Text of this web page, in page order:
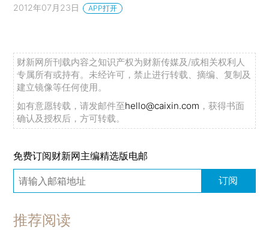
2012年07月23日 APP打开
财新网所刊载内容之知识产权为财新传媒及/或相关权利人
专属所有或持有。未经许可，禁止进行转载、摘编、复制及
建立镜像等任何使用。
如有意愿转载，请发邮件至hello@caixin.com ，获得书面
确认及授权后，方可转载。
免费订阅财新网主编精选版电邮
订阅
推荐阅读